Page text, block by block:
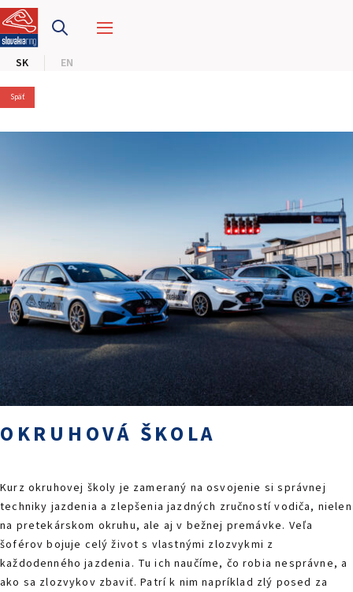
SK EN
PRETEKÁRSKY OKRUH
MOTOKÁRY
EN
MAPA STRÁNKY
E-SHOP A VSTUPENKY
PRE FIRMY
PODUJATIA 2026
KONTAKTY
Späť
OKRUHOVÁ ŠKOLA
Kurz okruhovej školy je zameraný na osvojenie si správnej
techniky jazdenia a zlepšenia jazdných zručností vodiča, nielen
na pretekárskom okruhu, ale aj v bežnej premávke. Veľa
šoférov bojuje celý život s vlastnými zlozvykmi z
každodenného jazdenia. Tu ich naučíme, čo robia nesprávne, a
ako sa zlozvykov zbaviť. Patrí k nim napríklad zlý posed za